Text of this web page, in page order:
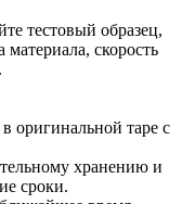
тестовый образец,
скорость
оригинальной таре с
хранению и
сроки.